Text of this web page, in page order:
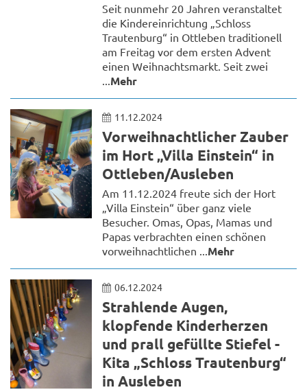
Seit nunmehr 20 Jahren veranstaltet
die Kindereinrichtung „Schloss
Trautenburg“ in Ottleben traditionell
am Freitag vor dem ersten Advent
einen Weihnachtsmarkt. Seit zwei
Mehr
11.12.2024
Vorweihnachtlicher Zauber
im Hort „Villa Einstein“ in
Ottleben/Ausleben
Am 11.12.2024 freute sich der Hort
„Villa Einstein“ über ganz viele
Besucher. Omas, Opas, Mamas und
Papas verbrachten einen schönen
vorweihnachtlichen ... Mehr
06.12.2024
Strahlende Augen,
klopfende Kinderherzen
und prall gefüllte Stiefel -
Kita „Schloss Trautenburg“
in Ausleben